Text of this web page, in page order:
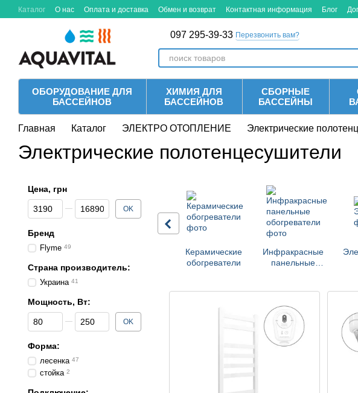
Перейти к основному контенту
Каталог О нас Оплата и доставка Обмен и возврат Контактная информация Блог
097 295-39-33 Перезвонить вам?
ОБОРУДОВАНИЕ ДЛЯ
БАССЕЙНОВ
ХИМИЯ ДЛЯ
БАССЕЙНОВ
СБОРНЫЕ
БАССЕЙНЫ
Главная Каталог ЭЛЕКТРО ОТОПЛЕНИЕ Электрические
Электрические полотенцесушители
Керамические
обогреватели
Инфракрасные
панельные
Цена, грн
От Цена, грн
До Цена, грн OK
Бренд
Flyme 49
Страна производитель:
Украина 41
Мощность, Вт:
От Мощность, Вт:
До Мощность, Вт: OK
Форма:
лесенка 47
стойка 2